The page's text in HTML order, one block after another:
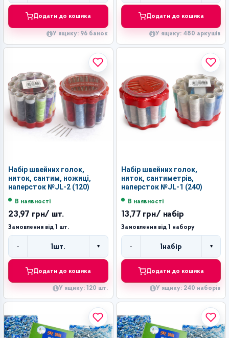
Додати до кошика
У ящику: 96 банок
Додати до кошика
У ящику: 480 аркушів
Набір швейних голок,
ниток, сантим, ножиці,
наперсток №JL-2 (120)
В наявності
23,97 грн/ шт.
Замовлення від 1 шт.
- 1 шт. +
Додати до кошика
У ящику: 120 шт.
Набір швейних голок,
ниток, сантиметрів,
наперсток №JL-1 (240)
В наявності
13,77 грн/ набір
Замовлення від 1 набору
-
Кількість
1 набір +
Додати до кошика
У ящику: 240 наборів